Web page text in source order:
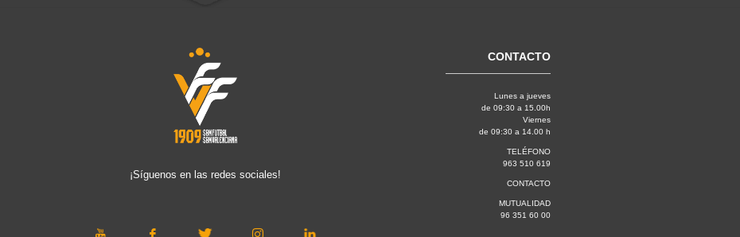
¡Síguenos en las redes sociales!
CONTACTO
Lunes a jueves
de 09:30 a 15.00h
Viernes
de 09:30 a 14.00 h
TELÉFONO
963 510 619
CONTACTO
MUTUALIDAD
96 351 60 00